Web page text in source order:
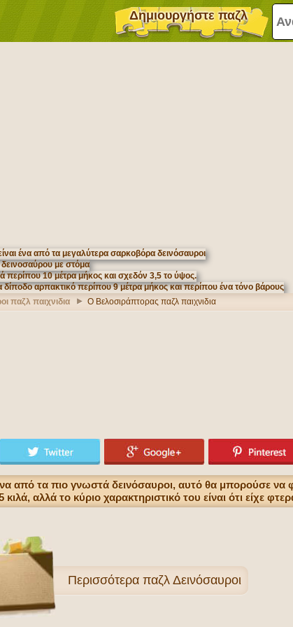
Δημιουργήστε παζλ
παζλ παιχνιδια Ο Βελοσιράπτορας παζλ παιχνιδια
από τα πιο γνωστά δεινόσαυροι, αυτό θα μπορούσε να
αλλά το κύριο χαρακτηριστικό του είναι ότι είχε
Περισσότερα παζλ Δεινόσαυροι